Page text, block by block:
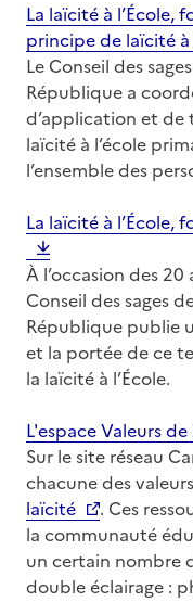
La laïcité à l’École,
principe de laïcité à
Le Conseil des
République a
d’application et de
laïcité à l’école
l’ensemble des
La laïcité à l’École,
À l’occasion des
Conseil des sages
République publie
et la portée de ce
la laïcité à l’École.
L'espace Valeurs
Sur le site réseau
chacune des
laïcité
. Ces
la communauté
un certain nombre
double éclairage :